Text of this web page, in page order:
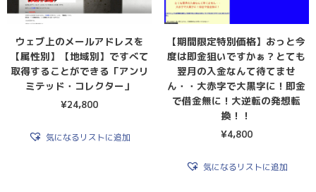
ウェブ上のメールアドレスを
【属性別】【地域別】ですべて
取得することができる「アンリ
ミテッド・コレクター」
¥24,800
気になるリストに追加
【期間限定特別価格】おっと今
度は即金狙いですかぁ？とても
翌月の入金なんて待てませ
ん・・大赤字で大黒字に！即金
で借金無に！大逆転の発想転
換！！
¥4,800
気になるリストに追加